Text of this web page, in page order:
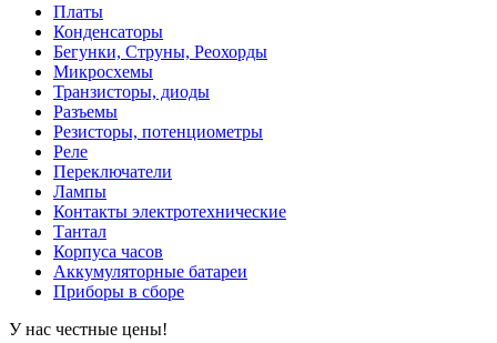
Платы
Конденсаторы
Бегунки, Струны, Реохорды
Микросхемы
Транзисторы, диоды
Разъемы
Резисторы, потенциометры
Реле
Переключатели
Лампы
Контакты электротехнические
Тантал
Корпуса часов
Аккумуляторные батареи
Приборы в сборе
У нас честные цены!